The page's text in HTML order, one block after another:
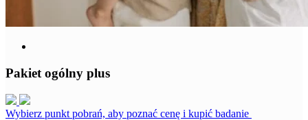
Pakiet ogólny plus
Wybierz punkt pobrań, aby poznać cenę i kupić badanie